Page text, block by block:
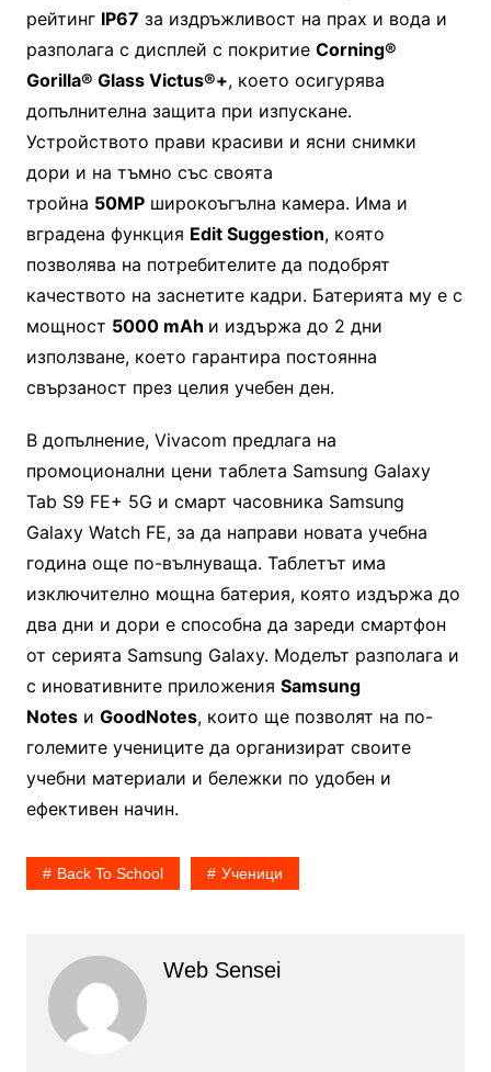
рейтинг IP67 за издръжливост на прах и вода и
разполага с дисплей с покритие Corning®
Gorilla® Glass Victus®+, което осигурява
допълнителна защита при изпускане.
Устройството прави красиви и ясни снимки
дори и на тъмно със своята
тройна 50MPширокоъгълна камера. Има и
вградена функция Edit Suggestion, която
позволява на потребителите да подобрят
качеството на заснетите кадри. Батерията му е с
мощност 5000 mAh и издържа до 2 дни
използване, което гарантира постоянна
свързаност през целия учебен ден.
В допълнение, Vivacom предлага на
промоционални цени таблета Samsung Galaxy
Tab S9 FE+ 5G и смарт часовника Samsung
Galaxy Watch FE, за да направи новата учебна
година още по-вълнуваща. Таблетът има
изключително мощна батерия, която издържа до
два дни и дори е способна да зареди смартфон
от серията Samsung Galaxy. Моделът разполага и
с иновативните приложения Samsung
Notesи GoodNotes, които ще позволят на по-
големите учениците да организират своите
учебни материали и бележки по удобен и
ефективен начин.
Back To School Ученици
Web Sensei